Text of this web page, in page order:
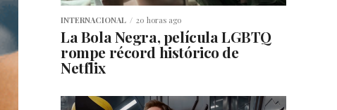
INTERNACIONAL 20 horas ago
La Bola Negra, película LGBTQ
rompe récord histórico de
Netflix